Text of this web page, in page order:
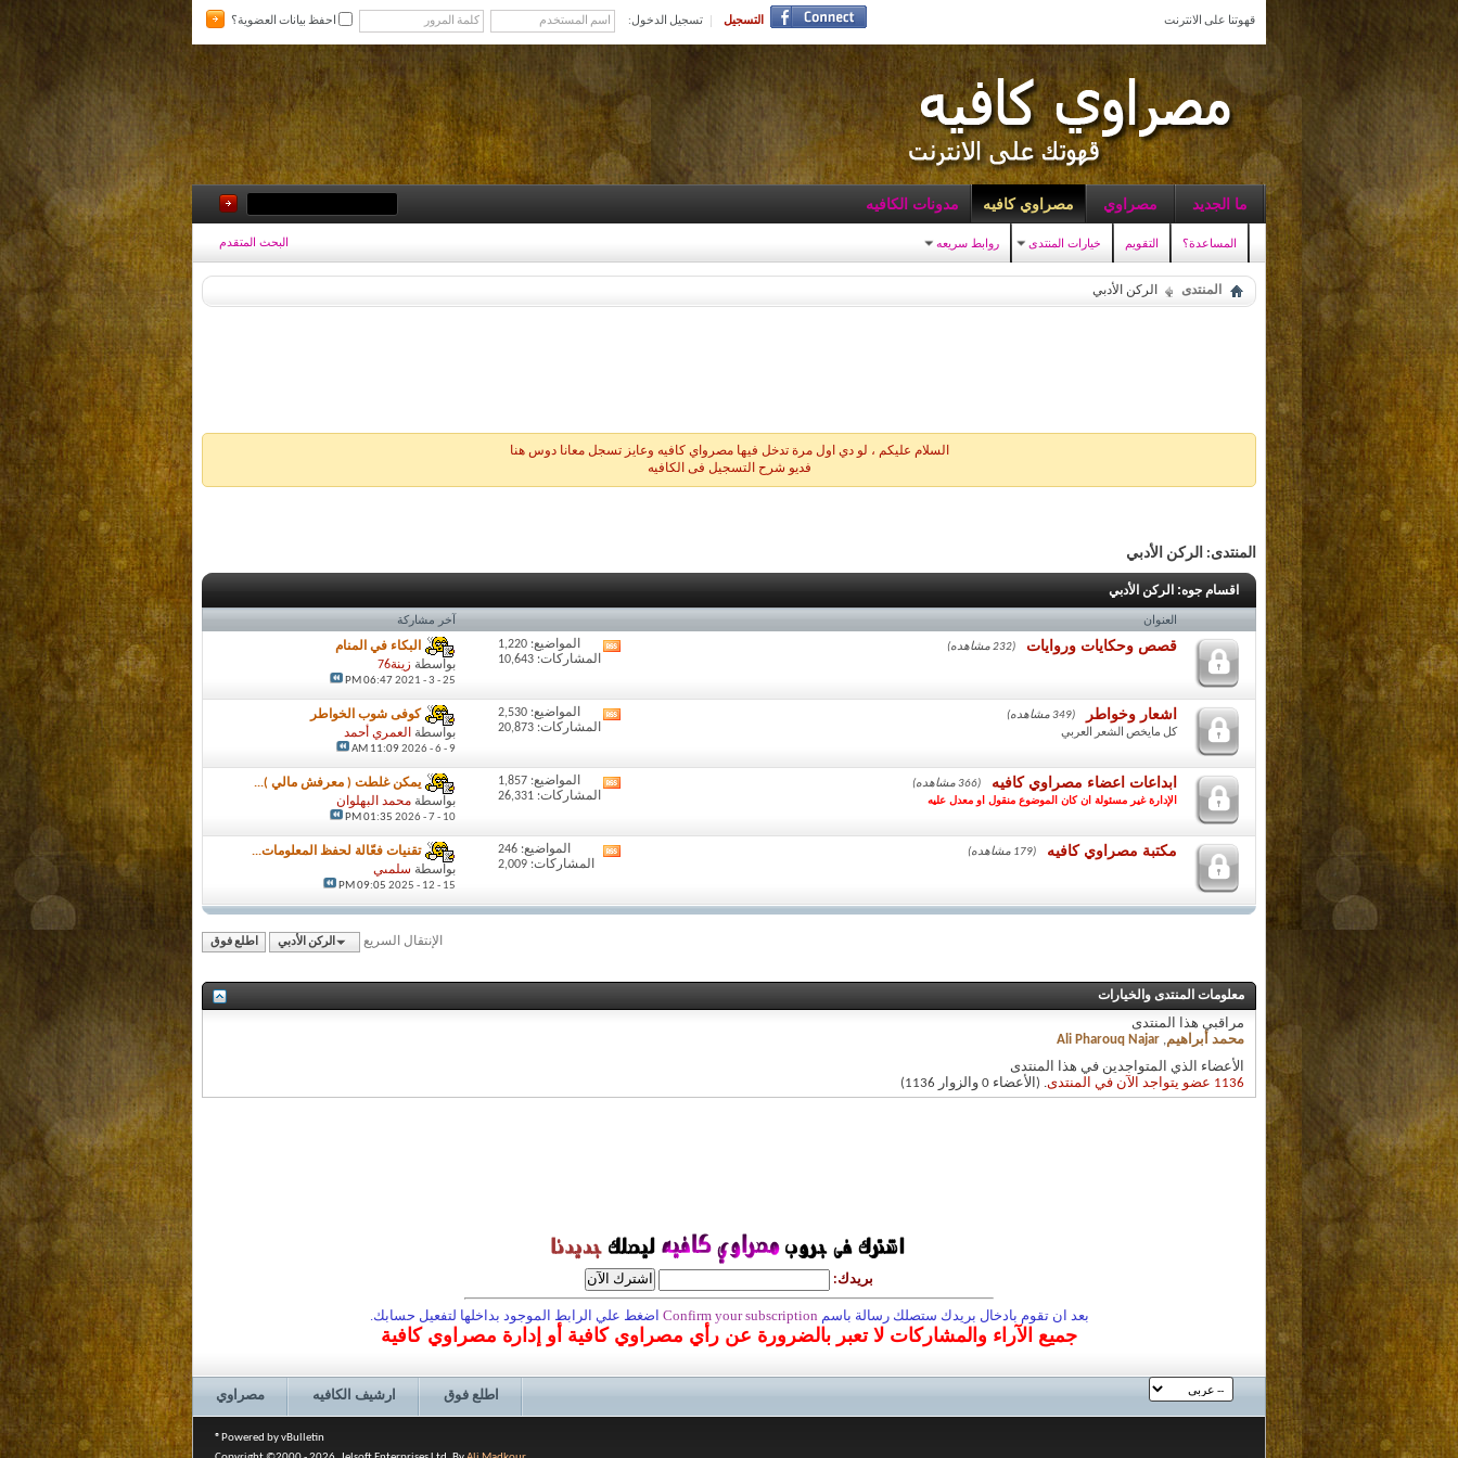
قهوتنا على الانترنت التسجيل تسجيل الدخول: احفظ بيانات العضوية؟
ما الجديد مصراوي مصراوي كافيه
المساعدة؟ التقويم خيارات المنتدى روابط سريعه
مدونات الكافيه
البحث المتقدم
المنتدى الركن الأدبي
السلام عليكم ، لو دي اول مرة تدخل فيها مصرواي كافيه وعايز تسجل معانا دوس هنا
فديو شرح التسجيل فى الكافيه
المنتدى: الركن الأدبي
اقسام جوه: الركن الأدبي
العنوان آخر مشاركة
قصص وحكايات وروايات (232 مشاهده)
مشاهدة
تغذيات
المنتدى
المواضيع: 1,220
المشاركات: 10,643
البكاء في المنام
بواسطة زينة76
25 - 3 - 2021
06:47 PM
اشعار وخواطر
(349 مشاهده)
كل مايخص الشعر العربي
مشاهدة
تغذيات
المنتدى
المواضيع: 2,530
المشاركات: 20,873
كوفى شوب الخواطر
بواسطة
العمري أحمد
9 - 6 - 2026
11:09 AM
ابداعات اعضاء مصراوي كافيه
(366 مشاهده)
الإدارة غير مسئولة ان كان الموضوع منقول او معدل عليه
مشاهدة
تغذيات
المنتدى
المواضيع: 1,857
المشاركات: 26,331
يمكن غلطت ( معرفش مالي )...
بواسطةمحمد البهلوان
10 - 7 - 2026
01:35 PM
مكتبة مصراوي كافيه (179 مشاهده)
مشاهدة
تغذيات
المنتدى
المواضيع: 246
المشاركات: 2,009
تقنيات فعّالة لحفظ المعلومات...
بواسطة سلمىي
15 - 12 - 2025
09:05 PM
الإنتقال السريع الركن الأدبي اطلع فوق
معلومات المنتدى والخيارات
مراقبي هذا المنتدى
محمد أبراهيم,
Ali Pharouq Najar
الأعضاء الذي المتواجدين في هذا المنتدى
1136 عضو يتواجد الآن في المنتدى
. (الأعضاء 0 والزوار 1136)
بريدك:
بعد ان تقوم بادخال بريدك ستصلك رسالة باسم Confirm your subscription اضغط علي الرابط الموجود بداخلها لتفعيل حسابك.
جميع الآراء والمشاركات لا تعبر بالضرورة عن رأي مصراوي كافية أو إدارة مصراوي كافية
مصراوي ارشيف الكافيه اطلع فوق
Powered by vBulletin®